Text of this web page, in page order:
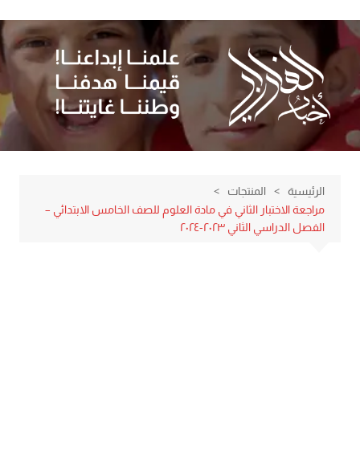
إلى
المحتوى
الرئيسية
المنتجات
مراجعة الاختبار الثاني في مادة العلوم للصف الخامس الابتدائي –
الفصل الدراسي الثاني ٢٠٢٣-٢٠٢٤